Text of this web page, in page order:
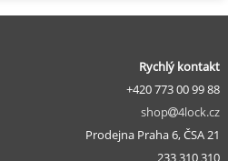
Rychlý kontakt
+420 773 00 99 88
shop
4lock.cz
Prodejna Praha 6, ČSA 21
233 310 310